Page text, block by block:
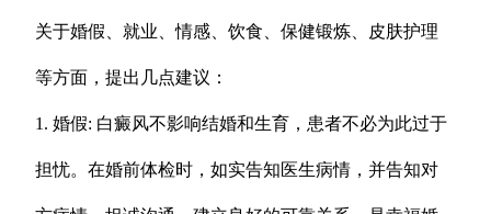
关于婚假、就业、情感、饮食、保健锻炼、皮肤护理
等方面，提出几点建议：
1. 婚假: 白癜风不影响结婚和生育，患者不必为此过于
担忧。在婚前体检时，如实告知医生病情，并告知对